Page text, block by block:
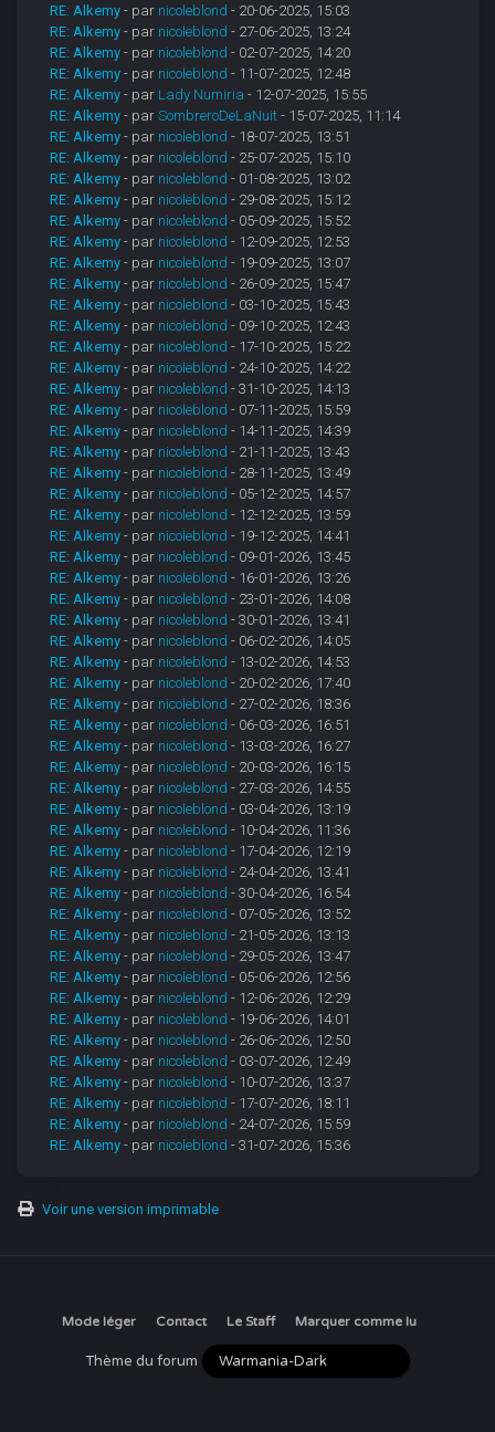
RE: Alkemy - par nicoleblond - 20-06-2025, 15:03
RE: Alkemy - par nicoleblond - 27-06-2025, 13:24
RE: Alkemy - par nicoleblond - 02-07-2025, 14:20
RE: Alkemy - par nicoleblond - 11-07-2025, 12:48
RE: Alkemy - par Lady Numiria - 12-07-2025, 15:55
RE: Alkemy - parSombreroDeLaNuit - 15-07-2025, 11:14
RE: Alkemy - par nicoleblond - 18-07-2025, 13:51
RE: Alkemy - par nicoleblond - 25-07-2025, 15:10
RE: Alkemy - par nicoleblond - 01-08-2025, 13:02
RE: Alkemy - par nicoleblond - 29-08-2025, 15:12
RE: Alkemy - par nicoleblond - 05-09-2025, 15:52
RE: Alkemy - par nicoleblond - 12-09-2025, 12:53
RE: Alkemy - par nicoleblond - 19-09-2025, 13:07
RE: Alkemy - par nicoleblond - 26-09-2025, 15:47
RE: Alkemy - par nicoleblond - 03-10-2025, 15:43
RE: Alkemy - par nicoleblond - 09-10-2025, 12:43
RE: Alkemy - par nicoleblond - 17-10-2025, 15:22
RE: Alkemy - par nicoleblond - 24-10-2025, 14:22
RE: Alkemy - par nicoleblond - 31-10-2025, 14:13
RE: Alkemy - par nicoleblond - 07-11-2025, 15:59
RE: Alkemy - par nicoleblond - 14-11-2025, 14:39
RE: Alkemy - par nicoleblond - 21-11-2025, 13:43
RE: Alkemy - par nicoleblond - 28-11-2025, 13:49
RE: Alkemy - par nicoleblond - 05-12-2025, 14:57
RE: Alkemy - par nicoleblond - 12-12-2025, 13:59
RE: Alkemy - par nicoleblond - 19-12-2025, 14:41
RE: Alkemy - par nicoleblond - 09-01-2026, 13:45
RE: Alkemy - par nicoleblond - 16-01-2026, 13:26
RE: Alkemy - par nicoleblond - 23-01-2026, 14:08
RE: Alkemy - par nicoleblond - 30-01-2026, 13:41
RE: Alkemy - par nicoleblond - 06-02-2026, 14:05
RE: Alkemy - par nicoleblond - 13-02-2026, 14:53
RE: Alkemy - par nicoleblond - 20-02-2026, 17:40
RE: Alkemy - par nicoleblond - 27-02-2026, 18:36
RE: Alkemy - par nicoleblond - 06-03-2026, 16:51
RE: Alkemy - par nicoleblond - 13-03-2026, 16:27
RE: Alkemy - par nicoleblond - 20-03-2026, 16:15
RE: Alkemy - par nicoleblond - 27-03-2026, 14:55
RE: Alkemy - par nicoleblond - 03-04-2026, 13:19
RE: Alkemy - par nicoleblond - 10-04-2026, 11:36
RE: Alkemy - par nicoleblond - 17-04-2026, 12:19
RE: Alkemy - par nicoleblond - 24-04-2026, 13:41
RE: Alkemy - par nicoleblond - 30-04-2026, 16:54
RE: Alkemy - par nicoleblond - 07-05-2026, 13:52
RE: Alkemy - par nicoleblond - 21-05-2026, 13:13
RE: Alkemy - par nicoleblond - 29-05-2026, 13:47
RE: Alkemy - par nicoleblond - 05-06-2026, 12:56
RE: Alkemy - par nicoleblond - 12-06-2026, 12:29
RE: Alkemy - par nicoleblond - 19-06-2026, 14:01
RE: Alkemy - par nicoleblond - 26-06-2026, 12:50
RE: Alkemy - par nicoleblond - 03-07-2026, 12:49
RE: Alkemy - par nicoleblond - 10-07-2026, 13:37
RE: Alkemy - par nicoleblond - 17-07-2026, 18:11
RE: Alkemy - par nicoleblond - 24-07-2026, 15:59
RE: Alkemy - par nicoleblond - 31-07-2026, 15:36
Voir une version imprimable
Mode léger Contact Le Staff Marquer comme lu
Thème du forum